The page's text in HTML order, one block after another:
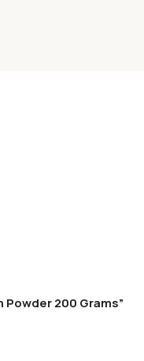
Powder 200 Grams”